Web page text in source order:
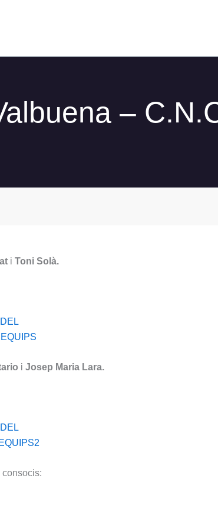
–
i Toni Solà.
i Josep Maria Lara.
consocis: